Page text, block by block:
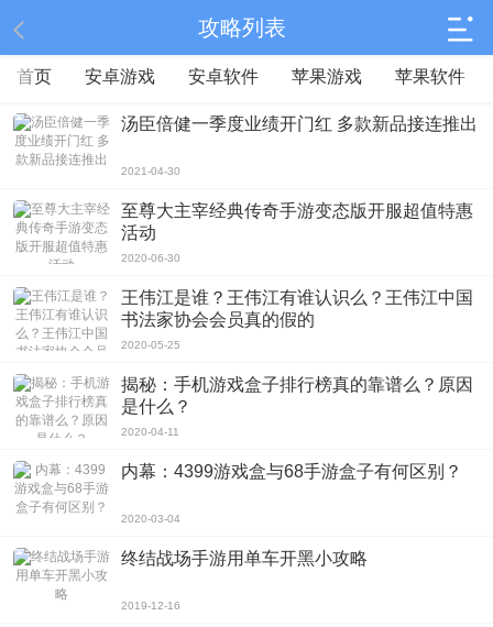
攻略列表
首页 安卓游戏 安卓软件 苹果游戏 苹果软件
汤臣倍健一季度业绩开门红 多款新品接连推出
2021-04-30
至尊大主宰经典传奇手游变态版开服超值特惠
活动
2020-06-30
王伟江是谁？王伟江有谁认识么？王伟江中国
书法家协会会员真的假的
2020-05-25
揭秘：手机游戏盒子排行榜真的靠谱么？原因
是什么？
2020-04-11
内幕：4399游戏盒与68手游盒子有何区别？
2020-03-04
终结战场手游用单车开黑小攻略
2019-12-16